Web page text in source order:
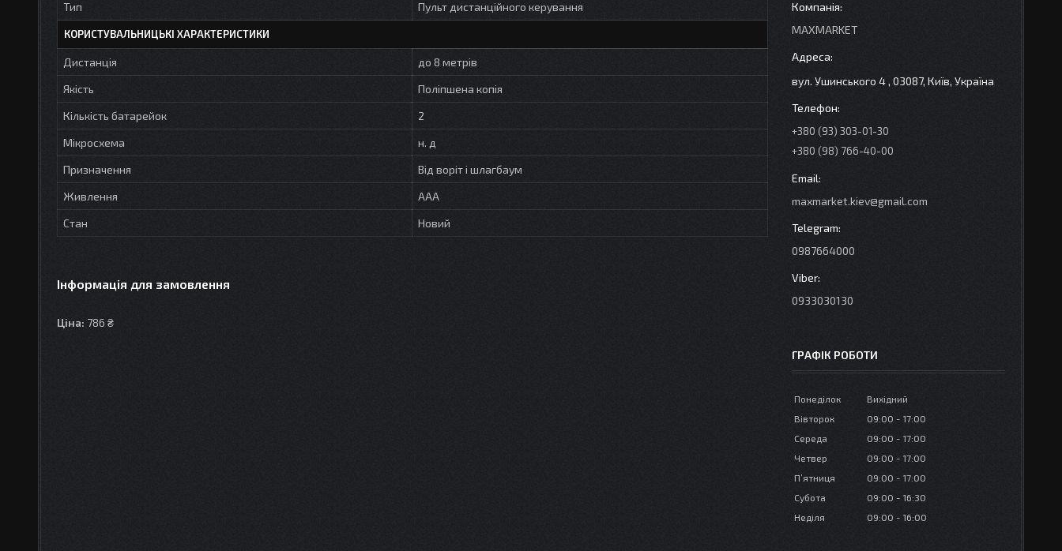
Тип
Пульт дистанційного керування
КОРИСТУВАЛЬНИЦЬКІ ХАРАКТЕРИСТИКИ
Дистанція
до 8 метрів
Якість
Поліпшена копія
Кількість батарейок
2
Мікросхема
н. д
Призначення
Від воріт і шлагбаум
Живлення
AAA
Стан
Новий
Інформація для замовлення
Ціна: 786 ₴
MAXMARKET
вул. Ушинського 4 , 03087, Київ, Україна
+380 (93) 303-01-30
+380 (98) 766-40-00
maxmarket.kiev@gmail.com
0987664000
0933030130
ГРАФІК РОБОТИ
Понеділок
Вихідний
Вівторок
09:00
17:00
Середа
09:00
17:00
Четвер
09:00
17:00
Пʼятниця
09:00
17:00
Субота
09:00
16:30
Неділя
09:00 16:00